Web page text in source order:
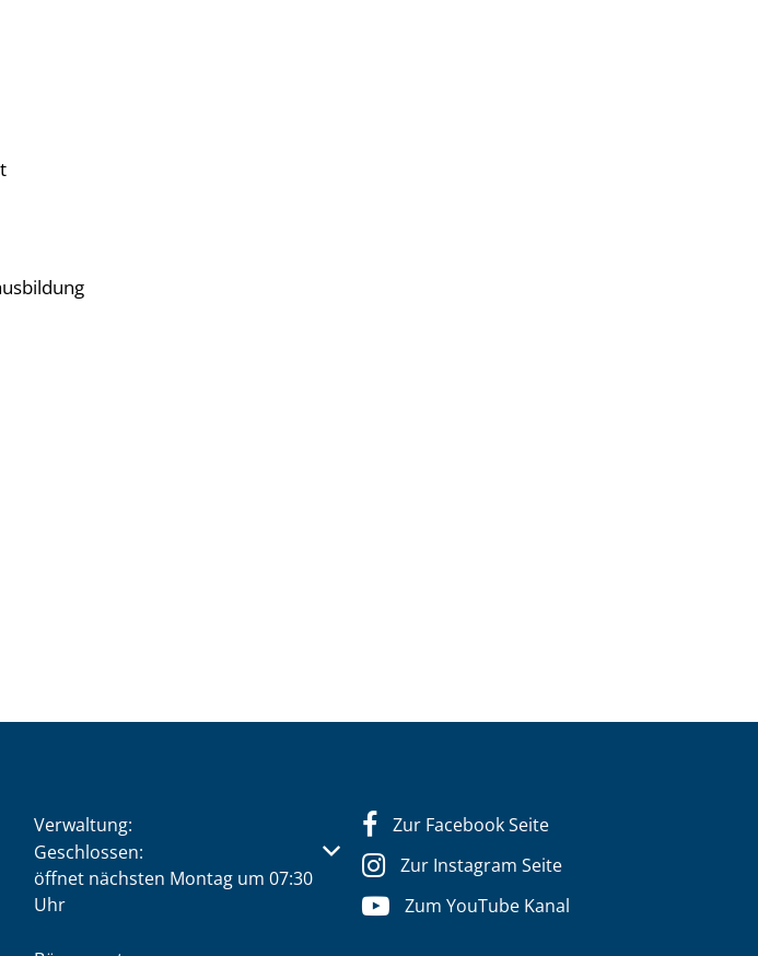
Verwaltung:
Klicken, um weitere Öffnungs- oder Schließzeiten auszublenden
Geschlossen:
öffnet nächsten Montag um 07:30
Uhr
Zur Facebook Seite
Zur Instagram Seite
Zum YouTube Kanal